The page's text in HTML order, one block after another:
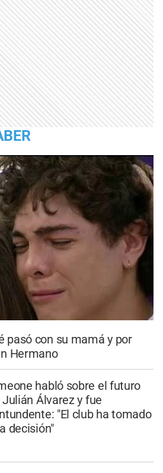
pasó con su mamá y por
Hermano
habló sobre el futuro
Julián Álvarez y fue
"El club ha tomado
decisión"